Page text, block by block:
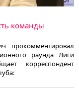
команды
прокомментировал
раунда Лиги
корреспондент